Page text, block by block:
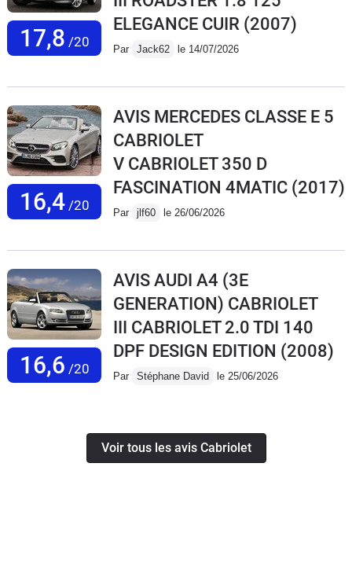
17,8 /20
ELEGANCE CUIR (2007)
Par Jack62 le 14/07/2026
16,4/20
AVIS MERCEDES CLASSE E 5
CABRIOLET
V CABRIOLET 350 D
FASCINATION 4MATIC (2017)
Par jlf60 le 26/06/2026
16,6 /20
AVIS AUDI A4 (3E
GENERATION) CABRIOLET
III CABRIOLET 2.0 TDI 140
DPF DESIGN EDITION (2008)
Par Stéphane David le 25/06/2026
Voir tous les avis Cabriolet